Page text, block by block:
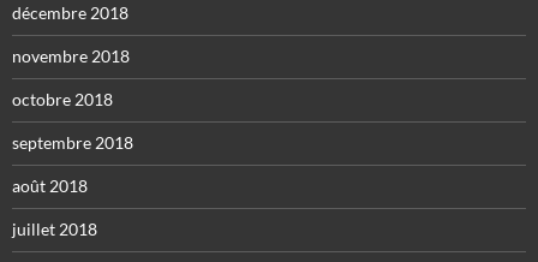
décembre 2018
novembre 2018
octobre 2018
septembre 2018
août 2018
juillet 2018